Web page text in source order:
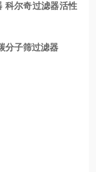
科尔奇过滤器活性
分子筛过滤器